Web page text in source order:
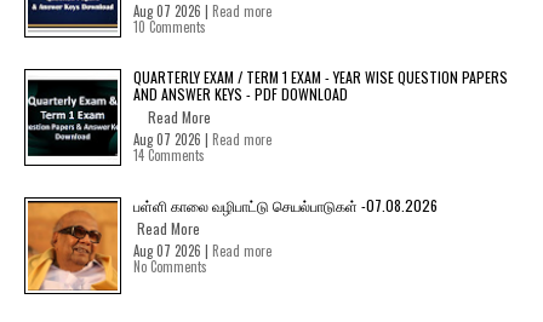
Aug 07 2026 | Read more
10 Comments
QUARTERLY EXAM / TERM 1 EXAM - YEAR WISE QUESTION PAPERS
AND ANSWER KEYS - PDF DOWNLOAD
Read More
Aug 07 2026 | Read more
14 Comments
பள்ளி காலை வழிபாட்டு செயல்பாடுகள் -07.08.2026
Read More
Aug 07 2026 | Read more
No Comments